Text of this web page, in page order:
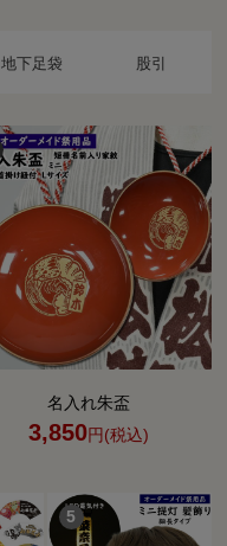
地下足袋 股引
名入れ朱盃
3,850円(税込)